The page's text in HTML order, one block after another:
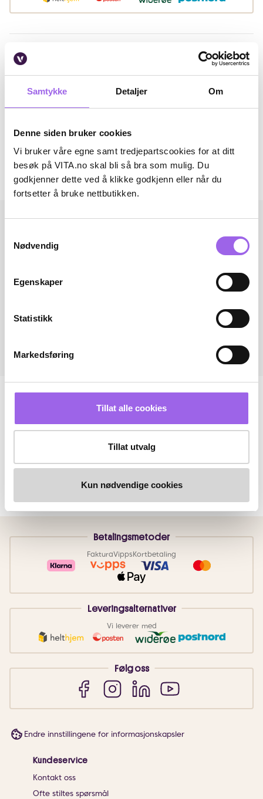
Samtykke Detaljer Om
Denne siden bruker cookies
Vi bruker våre egne samt tredjepartscookies for at ditt
besøk på VITA.no skal bli så bra som mulig. Du
godkjenner dette ved å klikke godkjenn eller når du
fortsetter å bruke nettbutikken.
Nødvendig
Egenskaper
Statistikk
Markedsføring
Tillat alle cookies
Tillat utvalg
Kun nødvendige cookies
Bruk
Artikkelnummer: 251204031
Omtaler
Andre har også kjøpt..
Betalingsmetoder
FakturaVippsKortbetaling
Leveringsalternativer
Vi leverer med
Følg oss
Endre innstillingene for informasjonskapsler
Kundeservice
Kontakt oss
Ofte stiltes spørsmål